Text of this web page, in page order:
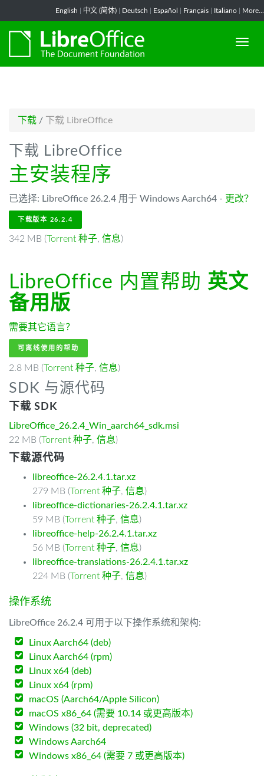
English 中文 (简体) Deutsch Español Français Italiano More...
下载 / 下载 LibreOffice
下载 LibreOffice
主安装程序
已选择: LibreOffice 26.2.4 用于 Windows Aarch64 - 更改？
下载版本 26.2.4
342 MB (Torrent 种子, 信息)
LibreOffice 内置帮助 英文
备用版
需要其它语言？
可离线使用的帮助
2.8 MB (Torrent 种子, 信息)
SDK 与源代码
下载 SDK
LibreOffice_26.2.4_Win_aarch64_sdk.msi
22 MB (Torrent 种子, 信息)
下载源代码
libreoffice-26.2.4.1.tar.xz
279 MB (Torrent 种子, 信息)
libreoffice-dictionaries-26.2.4.1.tar.xz
59 MB (Torrent 种子, 信息)
libreoffice-help-26.2.4.1.tar.xz
56 MB (Torrent 种子, 信息)
libreoffice-translations-26.2.4.1.tar.xz
224 MB (Torrent 种子, 信息)
操作系统
LibreOffice 26.2.4 可用于以下操作系统和架构:
Linux Aarch64 (deb)
Linux Aarch64 (rpm)
Linux x64 (deb)
Linux x64 (rpm)
macOS (Aarch64/Apple Silicon)
macOS x86_64 (需要 10.14 或更高版本)
Windows (32 bit, deprecated)
Windows Aarch64
Windows x86_64 (需要 7 或更高版本)